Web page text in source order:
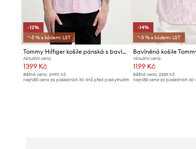
-12%
*-5 % s kódem: LST
Tommy Hilfiger košile pánská s bavlnou
Aktuální cena:
1399 Kč
Běžná cena: 2490 Kč
Nejnižší cena za posledních 30 dnů před poskytnutím
-14%
*-5 % s kódem: LST
Bavlněná košile
Aktuální cena:
1199 Kč
Běžná cena:2289 Kč
Nejnižší cena za posledních